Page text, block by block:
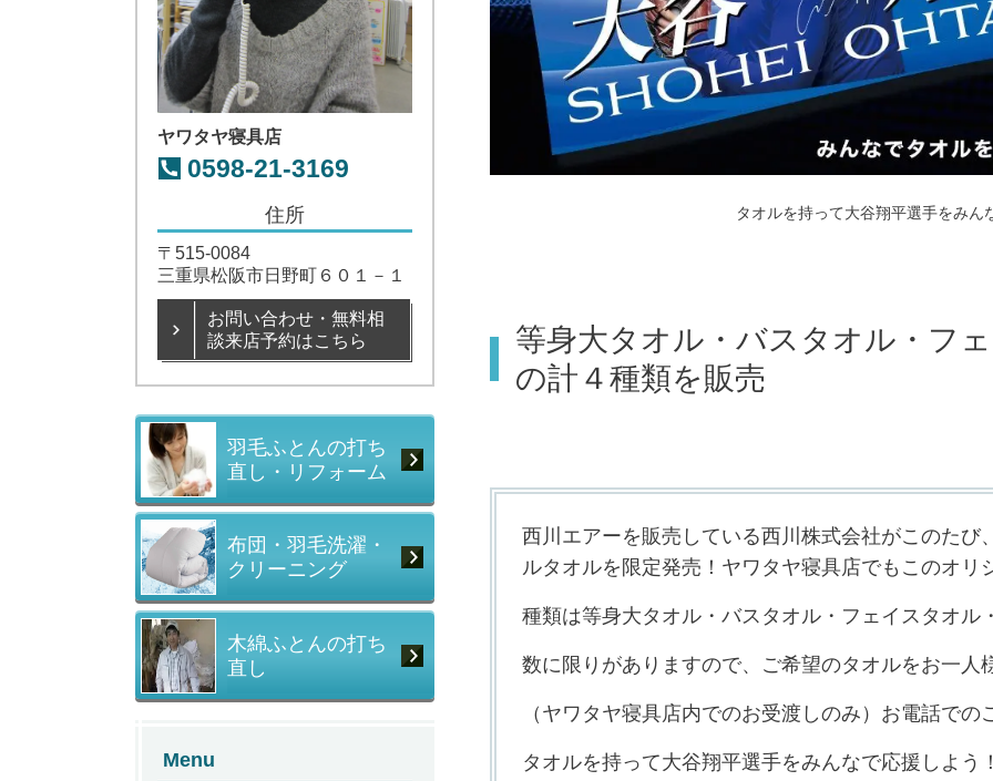
タオルを持って大谷翔平選手をみん
等身大タオル・バスタオル・フ
の計４種類を販売
西川エアーを販売している西川株式会社がこのたび
ルタオルを限定発売！ヤワタヤ寝具店でもこのオリ
種類は等身大タオル・バスタオル・フェイスタオル
数に限りがありますので、ご希望のタオルをお一人
（ヤワタヤ寝具店内でのお受渡しのみ）お電話での
タオルを持って大谷翔平選手をみんなで応援しよう
ヤワタヤ寝具店
0598-21-3169
住所
〒515-0084
三重県松阪市日野町６０１－１
お問い合わせ・無料相
談来店予約はこちら
羽毛ふとんの打ち
直し・リフォーム
布団・羽毛洗濯・
クリーニング
木綿ふとんの打ち
直し
Menu